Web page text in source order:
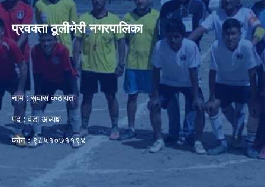
प्रवक्ता ठूलीभेरी नगरपालिका
नाम : सुवास कठायत
पद : वडा अध्यक्ष
फोन : ९८५१०७११९४